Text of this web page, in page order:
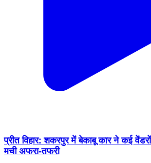
प्रीत विहार: शकरपुर में बेकाबू कार ने कई
मची अफरा-तफरी